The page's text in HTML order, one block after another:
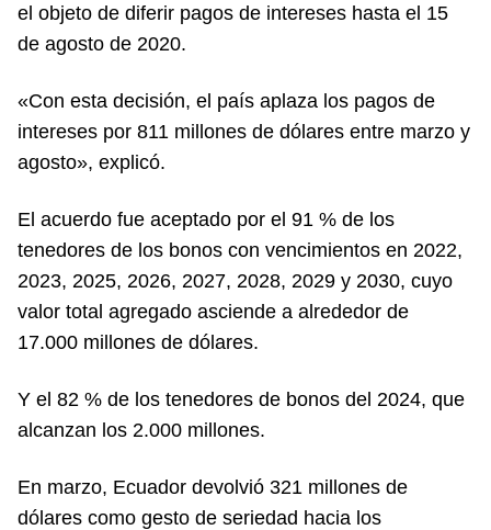
el objeto de diferir pagos de intereses hasta el 15
de agosto de 2020.
«Con esta decisión, el país aplaza los pagos de
intereses por 811 millones de dólares entre marzo y
agosto», explicó.
El acuerdo fue aceptado por el 91 % de los
tenedores de los bonos con vencimientos en 2022,
2023, 2025, 2026, 2027, 2028, 2029 y 2030, cuyo
valor total agregado asciende a alrededor de
17.000 millones de dólares.
Y el 82 % de los tenedores de bonos del 2024, que
alcanzan los 2.000 millones.
En marzo, Ecuador devolvió 321 millones de
dólares como gesto de seriedad hacia los